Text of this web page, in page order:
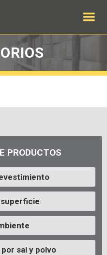
PRODUCTOS
sal y polvo